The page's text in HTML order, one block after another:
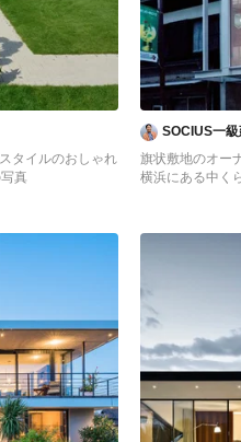
タイルのおしゃれ
真
SOCIUS一
旗状敷地のオー
横浜にある中く